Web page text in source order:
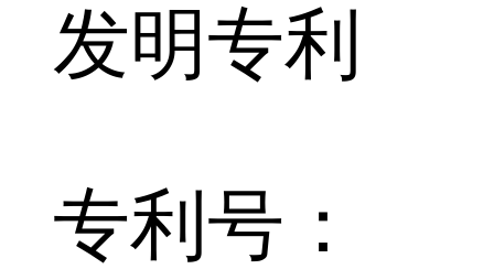
发明专利
专利号：